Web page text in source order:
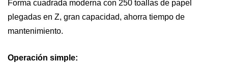
Forma cuadrada moderna con 250 toallas de papel
plegadas en Z, gran capacidad, ahorra tiempo de
mantenimiento.
Operación simple: